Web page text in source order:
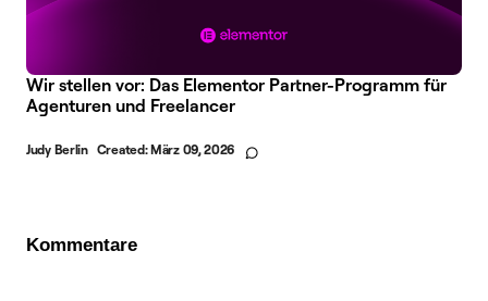
Wir stellen vor: Das Elementor Partner-Programm für
Agenturen und Freelancer
Judy Berlin Created:März 09, 2026
Kommentare